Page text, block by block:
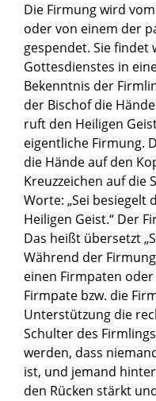
Die Firmung wird
oder von einem der
gespendet. Sie findet
Gottesdienstes in
Bekenntnis der
der Bischof die
ruft den Heiligen
eigentliche Firmung.
die Hände auf den
Kreuzzeichen auf die
Worte: „Sei besiegelt
Heiligen Geist.“ Der
Das heißt übersetzt
Während der
einen Firmpaten
Firmpate bzw. die
Unterstützung die
Schulter des
werden, dass
ist, und jemand
den Rücken stärkt